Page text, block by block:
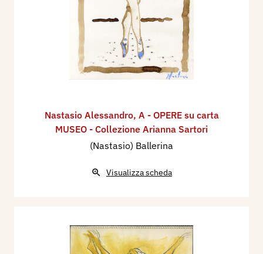
Nastasio Alessandro, A - OPERE su carta
MUSEO - Collezione Arianna Sartori
(Nastasio) Ballerina
Visualizza scheda